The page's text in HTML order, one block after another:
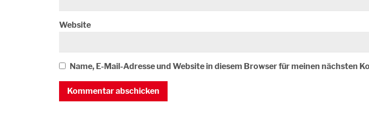
Website
Name, E-Mail-Adresse und Website in diesem Browser für meinen nächsten